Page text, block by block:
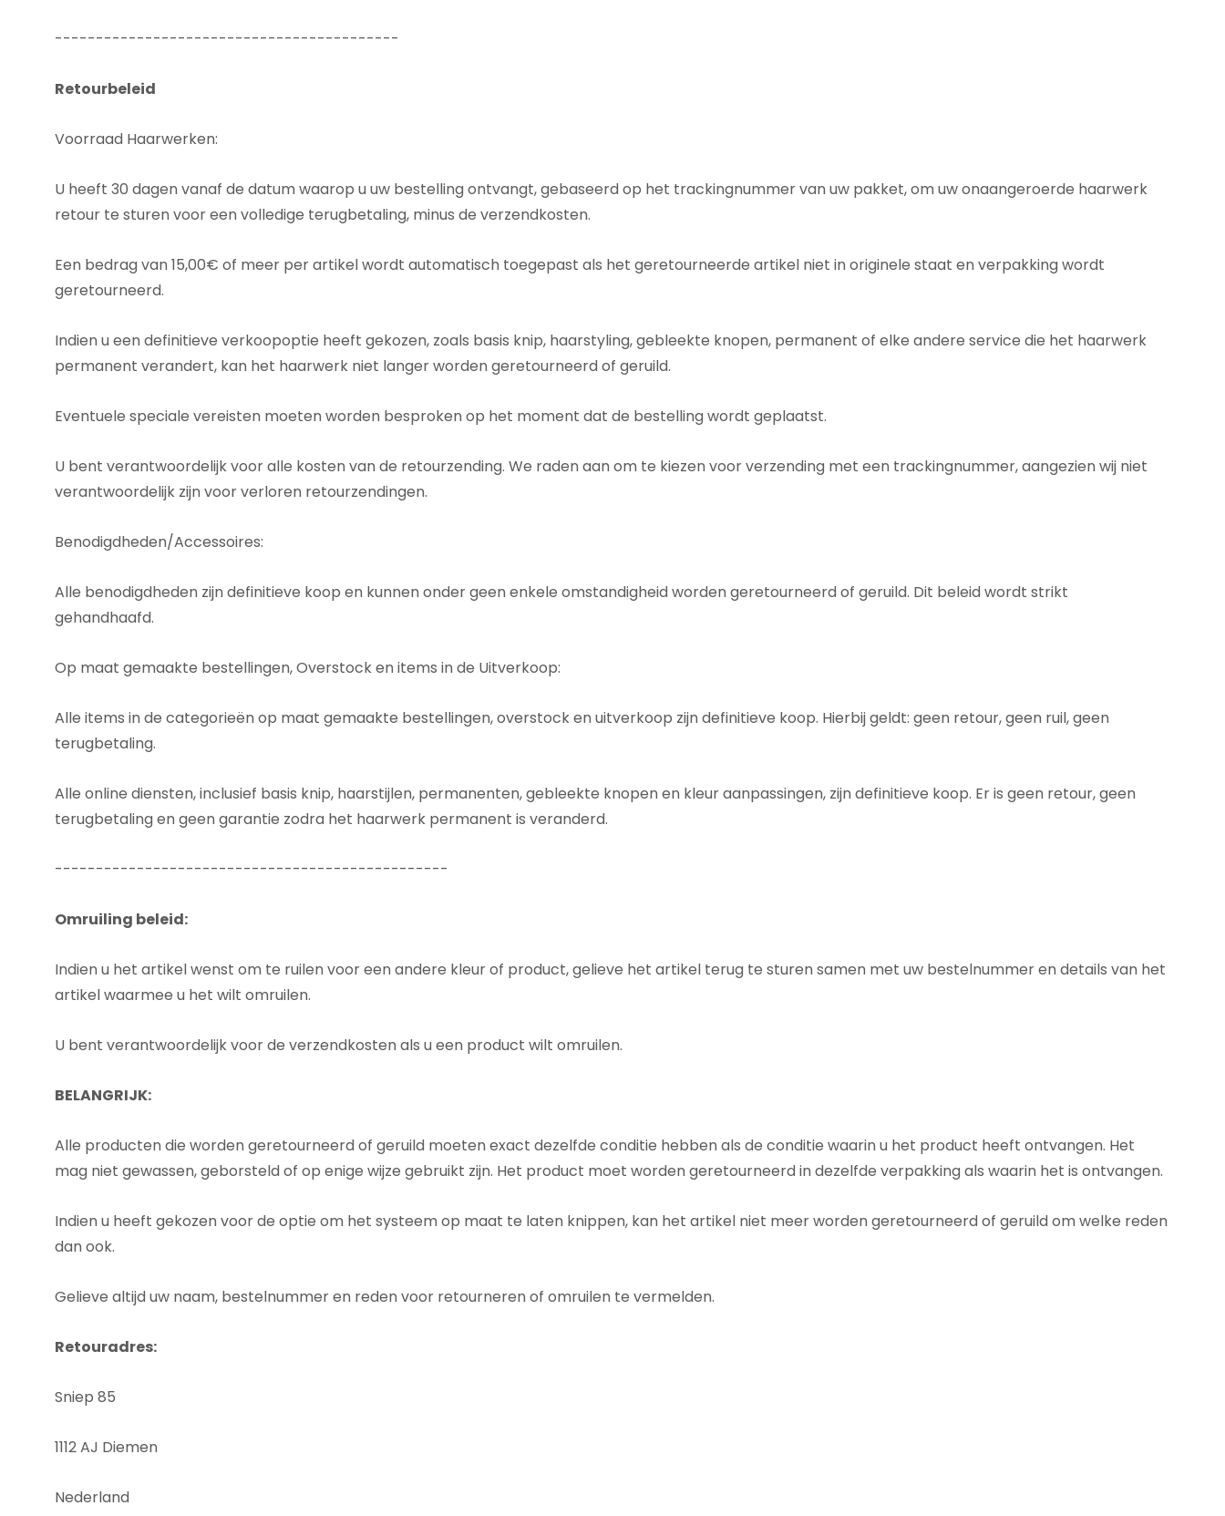
------------------------------------------
Retourbeleid
Voorraad Haarwerken:
U heeft 30 dagen vanaf de datum waarop u uw bestelling ontvangt, gebaseerd op het trackingnummer van uw pakket, om uw onaangeroerde haarwerk
retour te sturen voor een volledige terugbetaling, minus de verzendkosten.
Een bedrag van 15,00€ of meer per artikel wordt automatisch toegepast als het geretourneerde artikel niet in originele staat en verpakking wordt
geretourneerd.
Indien u een definitieve verkoopoptie heeft gekozen, zoals basis knip, haarstyling, gebleekte knopen, permanent of elke andere service die het haarwerk
permanent verandert, kan het haarwerk niet langer worden geretourneerd of geruild.
Eventuele speciale vereisten moeten worden besproken op het moment dat de bestelling wordt geplaatst.
U bent verantwoordelijk voor alle kosten van de retourzending. We raden aan om te kiezen voor verzending met een trackingnummer, aangezien wij niet
verantwoordelijk zijn voor verloren retourzendingen.
Benodigdheden/Accessoires:
Alle benodigdheden zijn definitieve koop en kunnen onder geen enkele omstandigheid worden geretourneerd of geruild. Dit beleid wordt strikt
gehandhaafd.
Op maat gemaakte bestellingen, Overstock en items in de Uitverkoop:
Alle items in de categorieën op maat gemaakte bestellingen, overstock en uitverkoop zijn definitieve koop. Hierbij geldt: geen retour, geen ruil, geen
terugbetaling.
Alle online diensten, inclusief basis knip, haarstijlen, permanenten, gebleekte knopen en kleur aanpassingen, zijn definitieve koop. Er is geen retour, geen
terugbetaling en geen garantie zodra het haarwerk permanent is veranderd.
------------------------------------------------
Omruiling beleid:
Indien u het artikel wenst om te ruilen voor een andere kleur of product, gelieve het artikel terug te sturen samen met uw bestelnummer en details van het
artikel waarmee u het wilt omruilen.
U bent verantwoordelijk voor de verzendkosten als u een product wilt omruilen.
BELANGRIJK:
Alle producten die worden geretourneerd of geruild moeten exact dezelfde conditie hebben als de conditie waarin u het product heeft ontvangen. Het
mag niet gewassen, geborsteld of op enige wijze gebruikt zijn. Het product moet worden geretourneerd in dezelfde verpakking als waarin het is ontvangen.
Indien u heeft gekozen voor de optie om het systeem op maat te laten knippen, kan het artikel niet meer worden geretourneerd of geruild om welke reden
dan ook.
Gelieve altijd uw naam, bestelnummer en reden voor retourneren of omruilen te vermelden.
Retouradres:
Sniep 85
1112 AJ Diemen
Nederland